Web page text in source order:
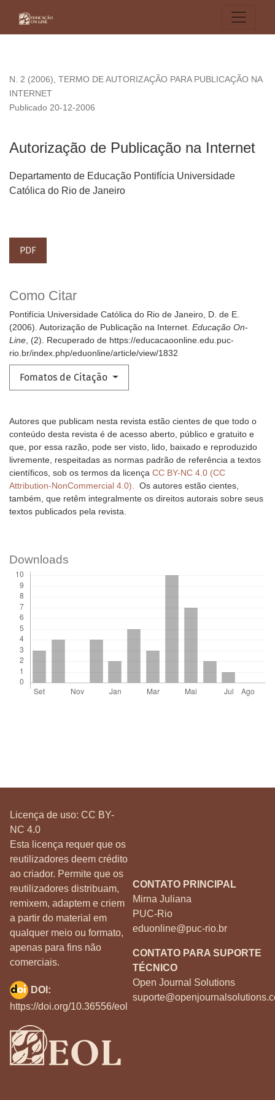
N. 2 (2006), TERMO DE AUTORIZAÇÃO PARA PUBLICAÇÃO NA
INTERNET
Autorização de Publicação na Internet
Publicado 20-12-2006
Departamento de Educação Pontifícia Universidade
Católica do Rio de Janeiro
PDF
Como Citar
Pontifícia Universidade Católica do Rio de Janeiro, D. de E.
(2006). Autorização de Publicação na Internet. Educação On-
Line, (2). Recuperado de https://educacaoonline.edu.puc-
rio.br/index.php/eduonline/article/view/1832
Fomatos de Citação
Autores que publicam nesta revista estão cientes de que todo o
conteúdo desta revista é de acesso aberto, público e gratuito e
que, por essa razão, pode ser visto, lido, baixado e reproduzido
livremente, respeitadas as normas padrão de referência a textos
científicos, sob os termos da licença CC BY-NC 4.0 (CC
Attribution-NonCommercial 4.0). Os autores estão cientes,
também, que retêm integralmente os direitos autorais sobre seus
textos publicados pela revista.
Downloads
Licença de uso: CC BY-
NC 4.0
Esta licença requer que os
reutilizadores deem crédito
ao criador. Permite que os
reutilizadores distribuam,
remixem, adaptem e criem
a partir do material em
qualquer meio ou formato,
apenas para fins não
comerciais.
CONTATO PRINCIPAL
Mirna Juliana
PUC-Rio
eduonline@puc-rio.br
CONTATO PARA SUPORTE
TÉCNICO
Open Journal Solutions
DOI:
https://doi.org/10.36556/eol